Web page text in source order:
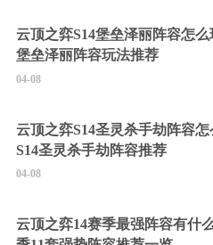
云顶之弈S14堡垒泽丽阵容怎么
堡垒泽丽阵容玩法推荐
04-08
云顶之弈S14圣灵杀手劫阵容怎
S14圣灵杀手劫阵容推荐
04-08
云顶之弈14赛季最强阵容有什